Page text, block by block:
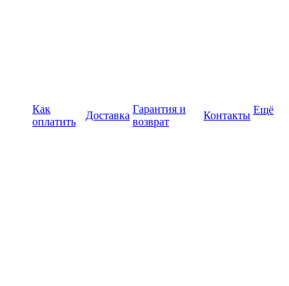
Как
оплатить
Доставка
Гарантия и
возврат
Контакты Ещё